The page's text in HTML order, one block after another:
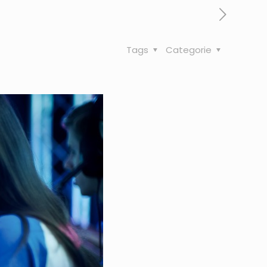
Categorie
Tags